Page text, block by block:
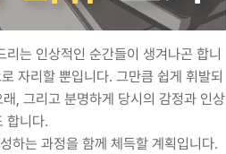
는 인상적인 순간들이 생겨나곤 합니
자리할 뿐입니다. 그만큼 쉽게 휘발되
, 그리고 분명하게 당시의 감정과 인상
합니다.
하는 과정을 함께 체득할 계획입니다.